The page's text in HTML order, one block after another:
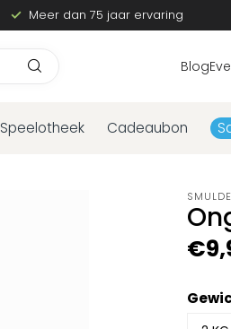
Meer dan 75 jaar ervaring
Blog
Speelotheek Cadeaubon